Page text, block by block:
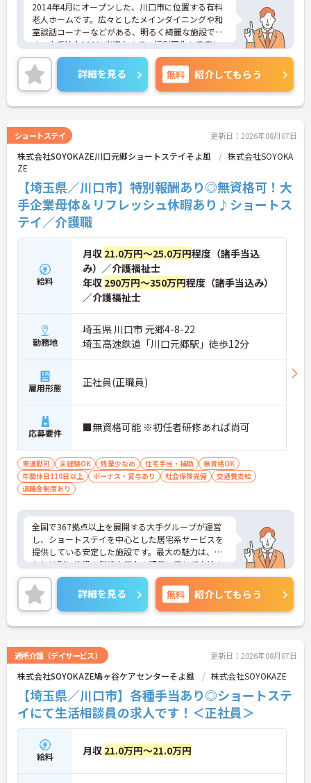
2014年4月にオープンした、川口市に位置する有料
老人ホームです。広々としたメインダイニングや和
室談話コーナーなどがある、明るく綺麗な施設で
す。大手法人100％出資なので、福利厚生も充実し
ています。主な業務はケアプラン作成、アセスメン
トの実施など介護支援に関する業務全般になりま
す。ご興味のある方は面接対策ポイントなどお話い
たしますのでお気軽にお問い合わせください。
詳細を見る 無料 紹介してもらう
ショートステイ 更新日：2026年08月07日
株式会社SOYOKAZE川口元郷ショートステイそよ風
株式会社SOYOKA
ZE
【埼玉県／川口市】特別報酬あり◎無資格可！大
手企業母体＆リフレッシュ休暇あり♪ショートス
テイ／介護職
給料
月収 21.0万円～25.0万円程度（諸手当込
み）／介護福祉士
年収 290万円～350万円程度（諸手当込み）
／介護福祉士
勤務地
埼玉県 川口市 元郷4-8-22
埼玉高速鉄道「川口元郷駅」徒歩12分
雇用形態 正社員(正職員)
応募要件 ■無資格可能 ※初任者研修あれば尚可
車通勤可 未経験OK 残業少なめ 住宅手当・補助
無資格OK
年間休日110日以上
ボーナス・賞与あり 社会保険完備
交通費支給
退職金制度あり
全国で367拠点以上を展開する大手グループが運営
し、ショートステイを中心とした居宅系サービスを
提供している安定した施設です。最大の魅力は、賞
与とは別に施設の業績や個人の評価に応じて支給さ
れる独自の特別報酬制度です。日々の頑張りやチー
ムへの貢献が直接収入に反映される非常にやりがい
のある環境が整っています。また、毎朝の情報共有
ミーティングを通じてスタッフ同士の連携が強化さ
れており、平均勤続年数7.2年という高い定着率を実
間内に研修を受講できるなど教育体制も充実してい
るため、介護職からケアマネジャーや管理職への着
実なステップアップが期待できます。定年65歳・再
雇用70歳までの継続雇用制度も完備されており、ご
自身らしさを大切にしながら大手ならではの安定基
盤のもとで末永くご活躍いただけます。
★おすすめPOINT★
【特別報酬制度で、収入アップが期待できます 】
・施設の業績や個人の評価に応じて賞与とは別に支
給される特別報酬制度があり、日々の頑張りが直接
詳細を見る 無料 紹介してもらう
通所介護（デイサービス） 更新日：2026年08月07日
株式会社SOYOKAZE鳩ヶ谷ケアセンターそよ風 株式会社SOYOKAZE
【埼玉県／川口市】各種手当あり◎ショートステ
イにて生活相談員の求人です！＜正社員＞
給料 月収 21.0万円～21.0万円